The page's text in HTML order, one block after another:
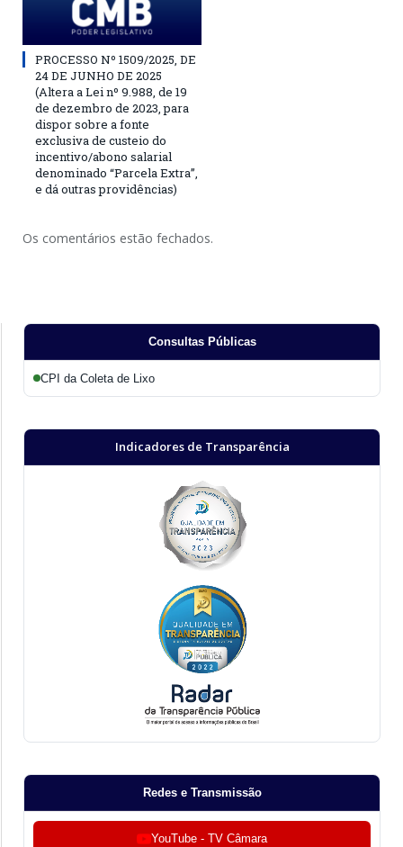
PROCESSO Nº 1509/2025, DE
24 DE JUNHO DE 2025
(Altera a Lei nº 9.988, de 19
de dezembro de 2023, para
dispor sobre a fonte
exclusiva de custeio do
incentivo/abono salarial
denominado “Parcela Extra”,
e dá outras providências)
Os comentários estão fechados.
Consultas Públicas
CPI da Coleta de Lixo
Indicadores de Transparência
Redes e Transmissão
YouTube - TV Câmara